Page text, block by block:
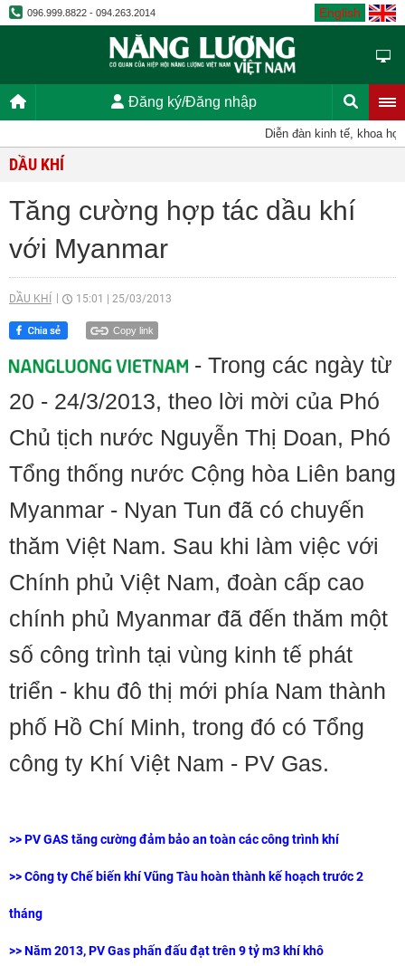
096.999.8822 - 094.263.2014 English
Đăng ký/Đăng nhập
Diễn đàn kinh tế, khoa học,
DẦU KHÍ
Tăng cường hợp tác dầu khí
với Myanmar
DẦU KHÍ 15:01 25/03/2013
Copy link
- Trong các ngày từ
20 - 24/3/2013, theo lời mời của Phó
Chủ tịch nước Nguyễn Thị Doan, Phó
Tổng thống nước Cộng hòa Liên bang
Myanmar - Nyan Tun đã có chuyến
thăm Việt Nam. Sau khi làm việc với
Chính phủ Việt Nam, đoàn cấp cao
chính phủ Myanmar đã đến thăm một
số công trình tại vùng kinh tế phát
triển - khu đô thị mới phía Nam thành
phố Hồ Chí Minh, trong đó có Tổng
công ty Khí Việt Nam - PV Gas.
>>PV GAS tăng cường đảm bảo an toàn các công trình khí
>> Công ty Chế biến khí Vũng Tàu hoàn thành kế hoạch trước 2
tháng
>> Năm 2013, PV Gas phấn đấu đạt trên 9 tỷ m3 khí khô